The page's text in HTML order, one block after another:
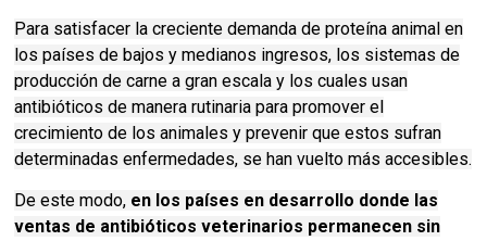
Para satisfacer la creciente demanda de proteína animal en
los países de bajos y medianos ingresos, los sistemas de
producción de carne a gran escala y los cuales usan
antibióticos de manera rutinaria para promover el
crecimiento de los animales y prevenir que estos sufran
determinadas enfermedades, se han vuelto más accesibles.
De este modo, en los países en desarrollo donde las
ventas de antibióticos veterinarios permanecen sin